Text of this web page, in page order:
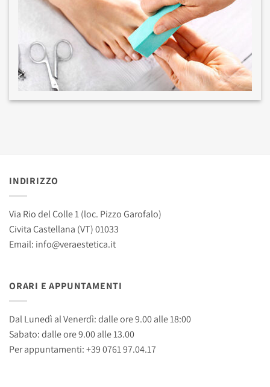
INDIRIZZO
Via Rio del Colle 1 (loc. Pizzo Garofalo)
Civita Castellana (VT) 01033
Email: info@veraestetica.it
ORARI E APPUNTAMENTI
Dal Lunedì al Venerdì: dalle ore 9.00 alle 18:00
Sabato: dalle ore 9.00 alle 13.00
Per appuntamenti: +39 0761 97.04.17